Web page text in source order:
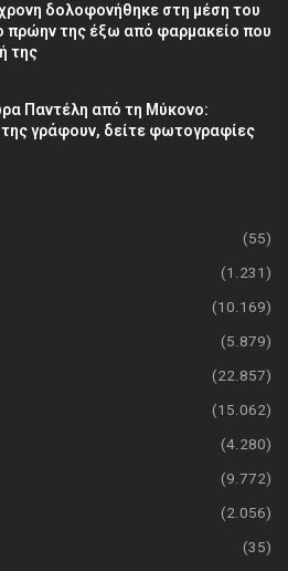
δολοφονήθηκε στη μέση του
πρώην της έξω από φαρμακείο που
της
Παντέλη από τη Μύκονο:
γράφουν, δείτε φωτογραφίες
(55)
(1.231)
(10.169)
(5.879)
(22.857)
(15.062)
(4.280)
(9.772)
(2.056)
(35)